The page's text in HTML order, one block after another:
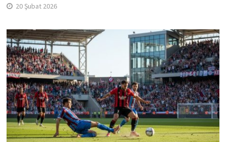
20 Şubat 2026